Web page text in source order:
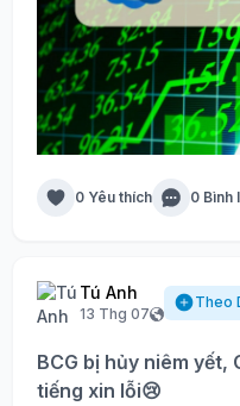
0 Yêu thích 0 Bình
Tú Anh
13 Thg 07
Theo
BCG bị hủy niêm yết,
tiếng xin lỗi😢